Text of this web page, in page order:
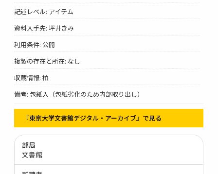
記述レベル: アイテム
資料入手先: 坪井きみ
利用条件: 公開
複製の存在と所在: なし
収蔵情報: 柏
備考: 包紙入（包紙劣化のため内部取り出し）
『東京大学文書館デジタル・アーカイブ』で見る
部局
文書館